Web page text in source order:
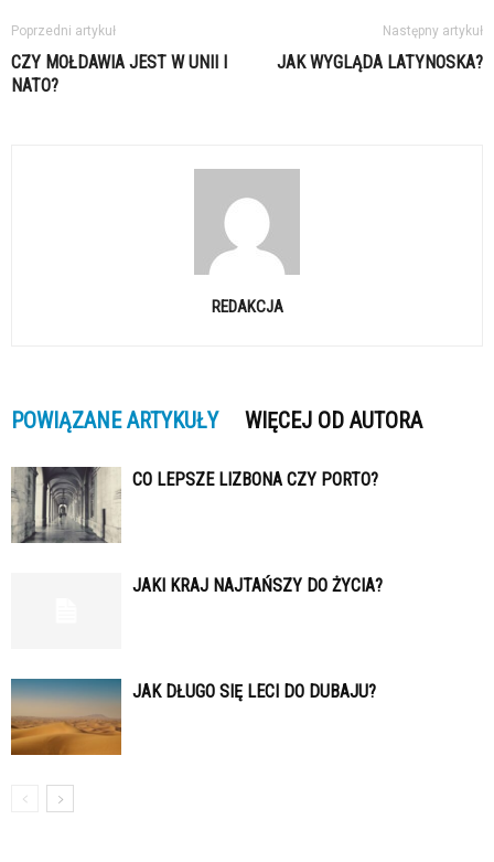
Poprzedni artykuł
CZY MOŁDAWIA JEST W UNII I
NATO?
Następny artykuł
JAK WYGLĄDA LATYNOSKA?
REDAKCJA
POWIĄZANE ARTYKUŁY WIĘCEJ OD AUTORA
CO LEPSZE LIZBONA CZY PORTO?
JAKI KRAJ NAJTAŃSZY DO ŻYCIA?
JAK DŁUGO SIĘ LECI DO DUBAJU?